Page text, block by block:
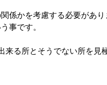
係かを考慮する必要があ
事です。
来る所とそうでない所を見